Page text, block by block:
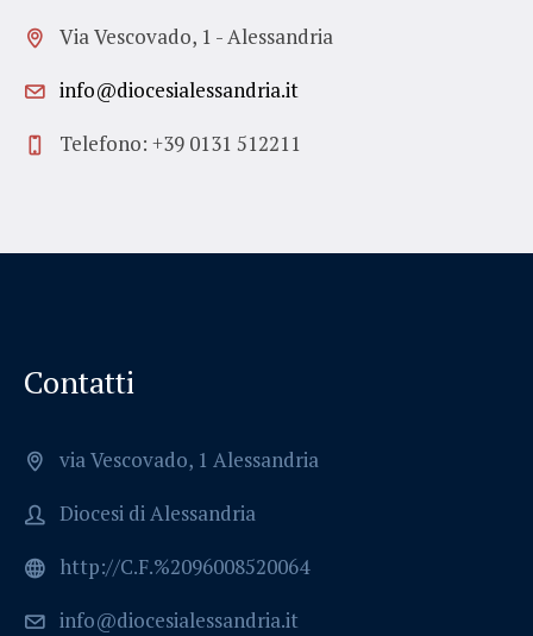
Via Vescovado, 1 - Alessandria
info@diocesialessandria.it
Telefono: +39 0131 512211
Contatti
via Vescovado, 1 Alessandria
Diocesi di Alessandria
http://C.F.%2096008520064
info@diocesialessandria.it